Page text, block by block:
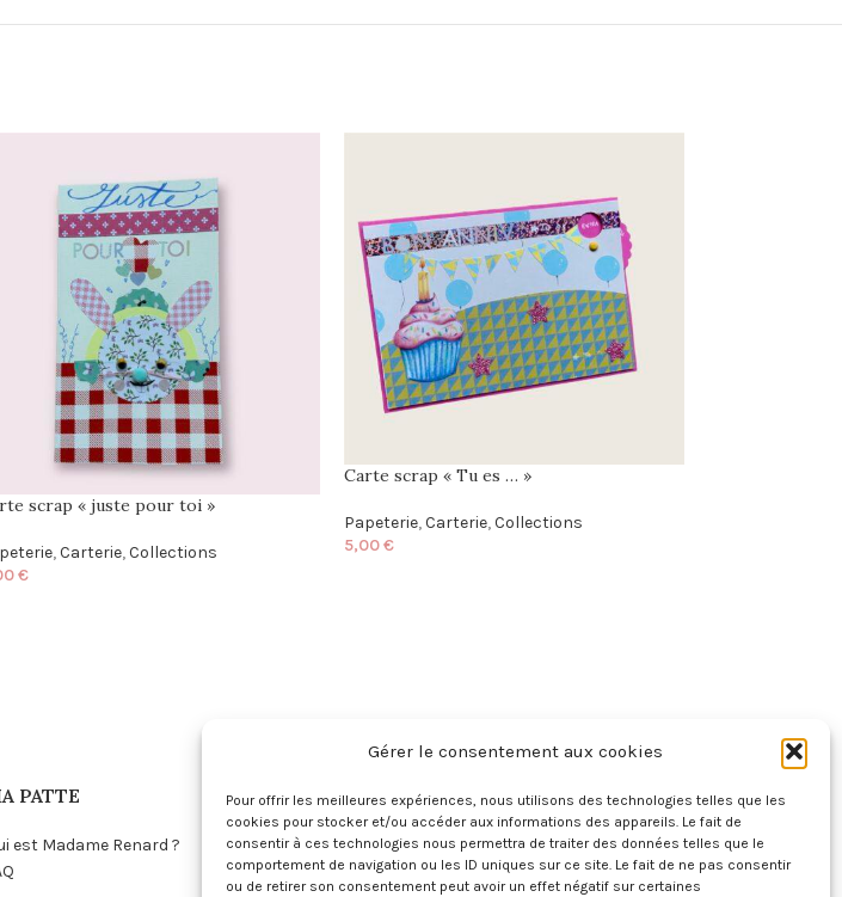
Gérer le consentement aux cookies
Pour offrir les meilleures expériences, nous utilisons des technologies telles que les
cookies pour stocker et/ou accéder aux informations des appareils. Le fait de
consentir à ces technologies nous permettra de traiter des données telles que le
comportement de navigation ou les ID uniques sur ce site. Le fait de ne pas consentir
ou de retirer son consentement peut avoir un effet négatif sur certaines
scrap « juste pour toi »
,Carterie,Collections
€
Carte scrap « Tu es … »
Papeterie, Carterie, Collections
5,00€
PATTE
est Madame Renard ?
INFORMATIONS
LÉGALES
Mentions légales